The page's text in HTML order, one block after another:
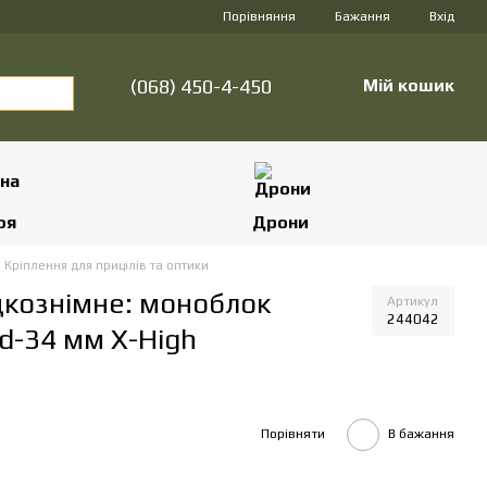
Порівняння Бажання Вхід
(068) 450-4-450 Мій кошик
Дрони
Кріплення для прицілів та оптики
моноблок
d-34 мм X-High
Артикул
244042
Порівняти В бажання